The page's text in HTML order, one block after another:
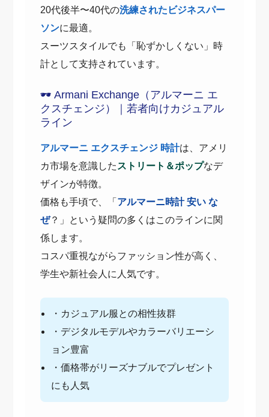
20代後半〜40代の洗練されたビジネスパー
ソンに最適。
スーツスタイルでも「恥ずかしくない」時
計として支持されています。
🕶️ Armani Exchange（アルマーニ エ
クスチェンジ）｜若者向けカジュアル
ライン
アルマーニ エクスチェンジ 時計は、アメリ
カ市場を意識した ストリート＆ポップなデ
ザインが特徴。
価格も手頃で、「 アルマーニ時計 安い な
ぜ？」という疑問の多くはこのラインに関
係します。
コスパ重視ながらファッション性が高く、
学生や新社会人に人気です。
・カジュアル服との相性抜群
・デジタルモデルやカラーバリエーシ
ョン豊富
・価格帯がリーズナブルでプレゼント
にも人気